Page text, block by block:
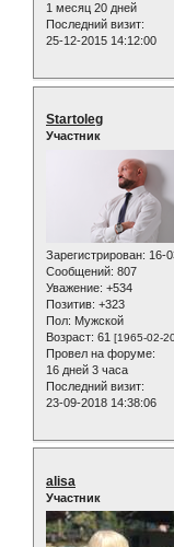
1 месяц 20 дней
Последний визит:
25-12-2015 14:12:00
Startoleg
Участник
Зарегистрирован: 16-
Сообщений: 807
Уважение: +534
Позитив: +323
Пол: Мужской
Возраст: 61 [1965-02-
Провел на форуме:
16 дней 3 часа
Последний визит:
23-09-2018 14:38:06
alisa
Участник